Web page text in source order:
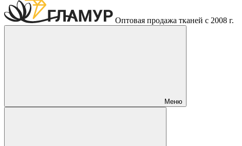
Оптовая продажа тканей с 2008 г.
Меню